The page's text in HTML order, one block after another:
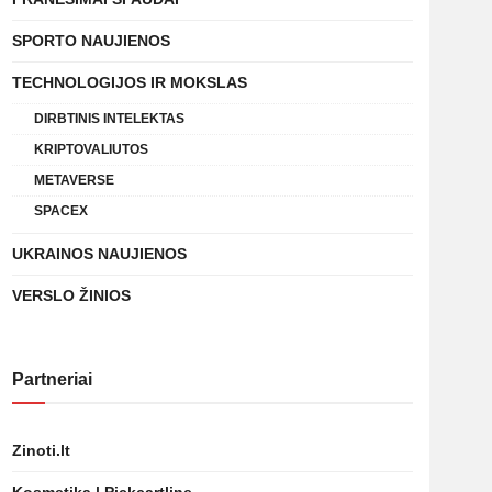
SPORTO NAUJIENOS
TECHNOLOGIJOS IR MOKSLAS
DIRBTINIS INTELEKTAS
KRIPTOVALIUTOS
METAVERSE
SPACEX
UKRAINOS NAUJIENOS
VERSLO ŽINIOS
Partneriai
Zinoti.lt